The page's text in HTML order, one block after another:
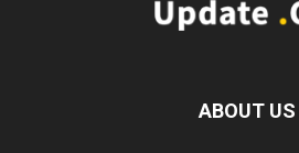
ABOUT US